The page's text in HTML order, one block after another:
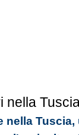
nella
nella Tuscia,